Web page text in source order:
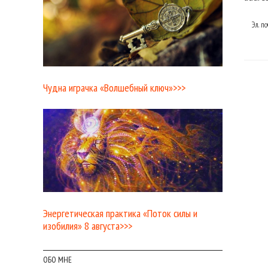
Эл.
Чудна играчка «Волшебный ключ»>>>
Энергетическая практика «Поток силы и
изобилия» 8 августа>>>
ОБО МНЕ